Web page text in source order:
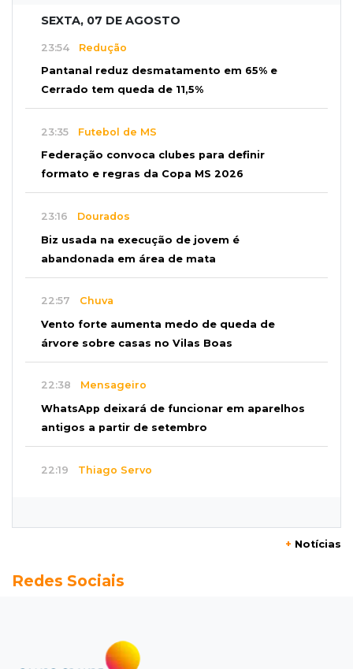
SEXTA, 07 DE AGOSTO
23:54 Redução
Pantanal reduz desmatamento em 65% e
Cerrado tem queda de 11,5%
23:35 Futebol de MS
Federação convoca clubes para definir
formato e regras da Copa MS 2026
23:16 Dourados
Biz usada na execução de jovem é
abandonada em área de mata
22:57 Chuva
Vento forte aumenta medo de queda de
árvore sobre casas no Vilas Boas
22:38 Mensageiro
WhatsApp deixará de funcionar em aparelhos
antigos a partir de setembro
22:19 Thiago Servo
Semana vai começar com 909 novas
Flagrante
Motorista atinge carro parado, perde
+ Notícias
Redes Sociais